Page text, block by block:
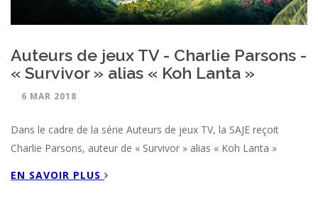
Auteurs de jeux TV - Charlie Parsons -
« Survivor » alias « Koh Lanta »
6 MAR 2018
Dans le cadre de la série Auteurs de jeux TV, la SAJE reçoit
Charlie Parsons, auteur de « Survivor » alias « Koh Lanta »
EN SAVOIR PLUS